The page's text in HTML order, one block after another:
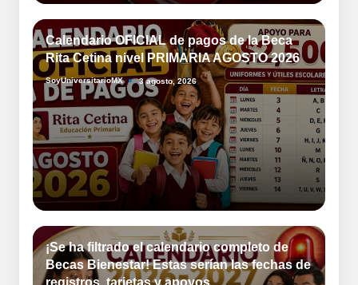
Calendario OFICIAL de pagos de la Beca
Rita Cetina nivel PRIMARIA AGOSTO 2026
Publicado
por
SoyUniversitarioMX 3 agosto, 2026
¡Se ha filtrado el calendario completo de
Becas Bienestar! Estas serían las fechas de